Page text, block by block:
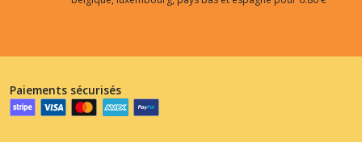
Paiements sécurisés